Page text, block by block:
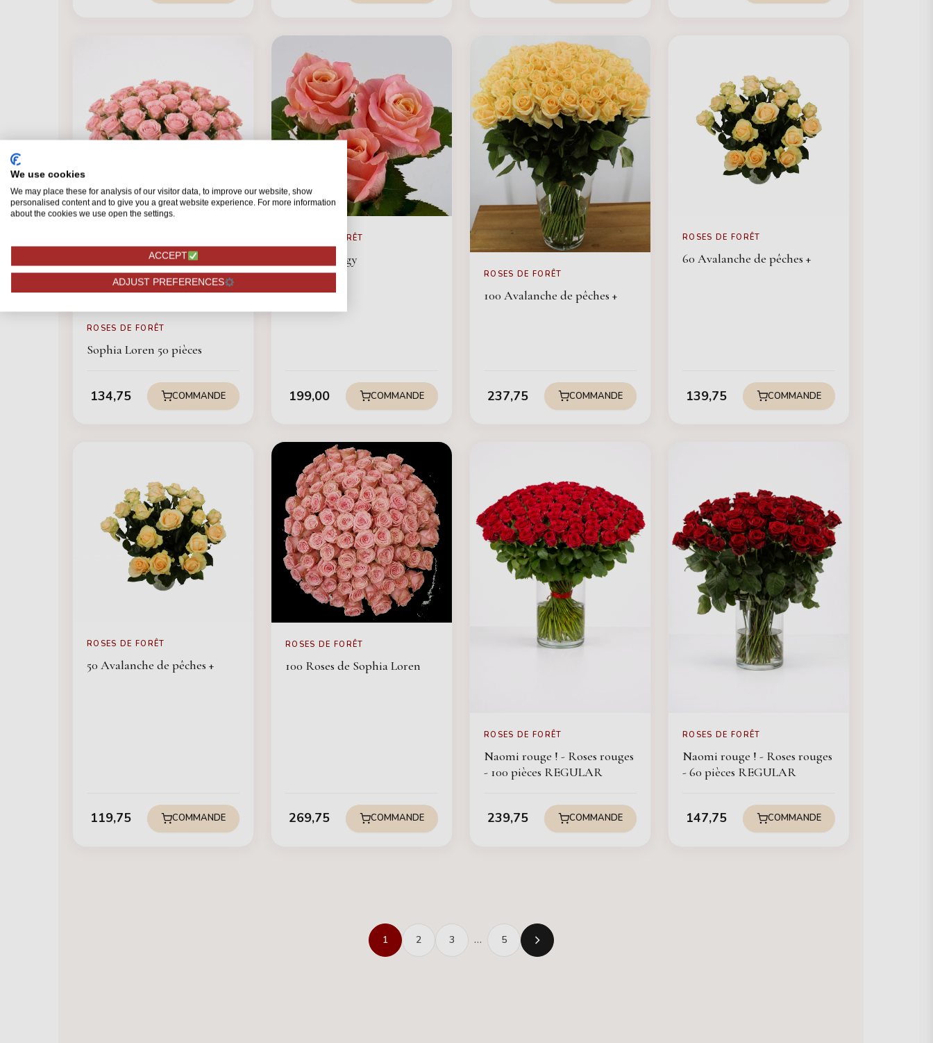
ROSES DE FORÊT
Sophia Loren 50 pièces
134,75 COMMANDE
ROSES DE FORÊT
100 Miss Piggy
199,00 COMMANDE
ROSES DE FORÊT
100 Avalanche de pêches +
237,75 COMMANDE
ROSES DE FORÊT
60 Avalanche de pêches +
139,75 COMMANDE
ROSES DE FORÊT
50 Avalanche de pêches +
119,75 COMMANDE
ROSES DE FORÊT
100 Roses de Sophia Loren
269,75 COMMANDE
ROSES DE FORÊT
Naomi rouge ! - Roses rouges
- 100 pièces REGULAR
239,75 COMMANDE
ROSES DE FORÊT
Naomi rouge ! - Roses rouges
- 60 pièces REGULAR
147,75 COMMANDE
1 2 3 … 5
We use cookies
We may place these for analysis of our visitor data, to improve our website, show
personalised content and to give you a great website experience. For more information
about the cookies we use open the settings.
ACCEPT
ADJUST PREFERENCES